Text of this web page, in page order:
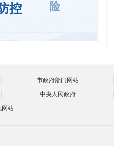
控
险
市政府部门网站
中央人民政府
网站